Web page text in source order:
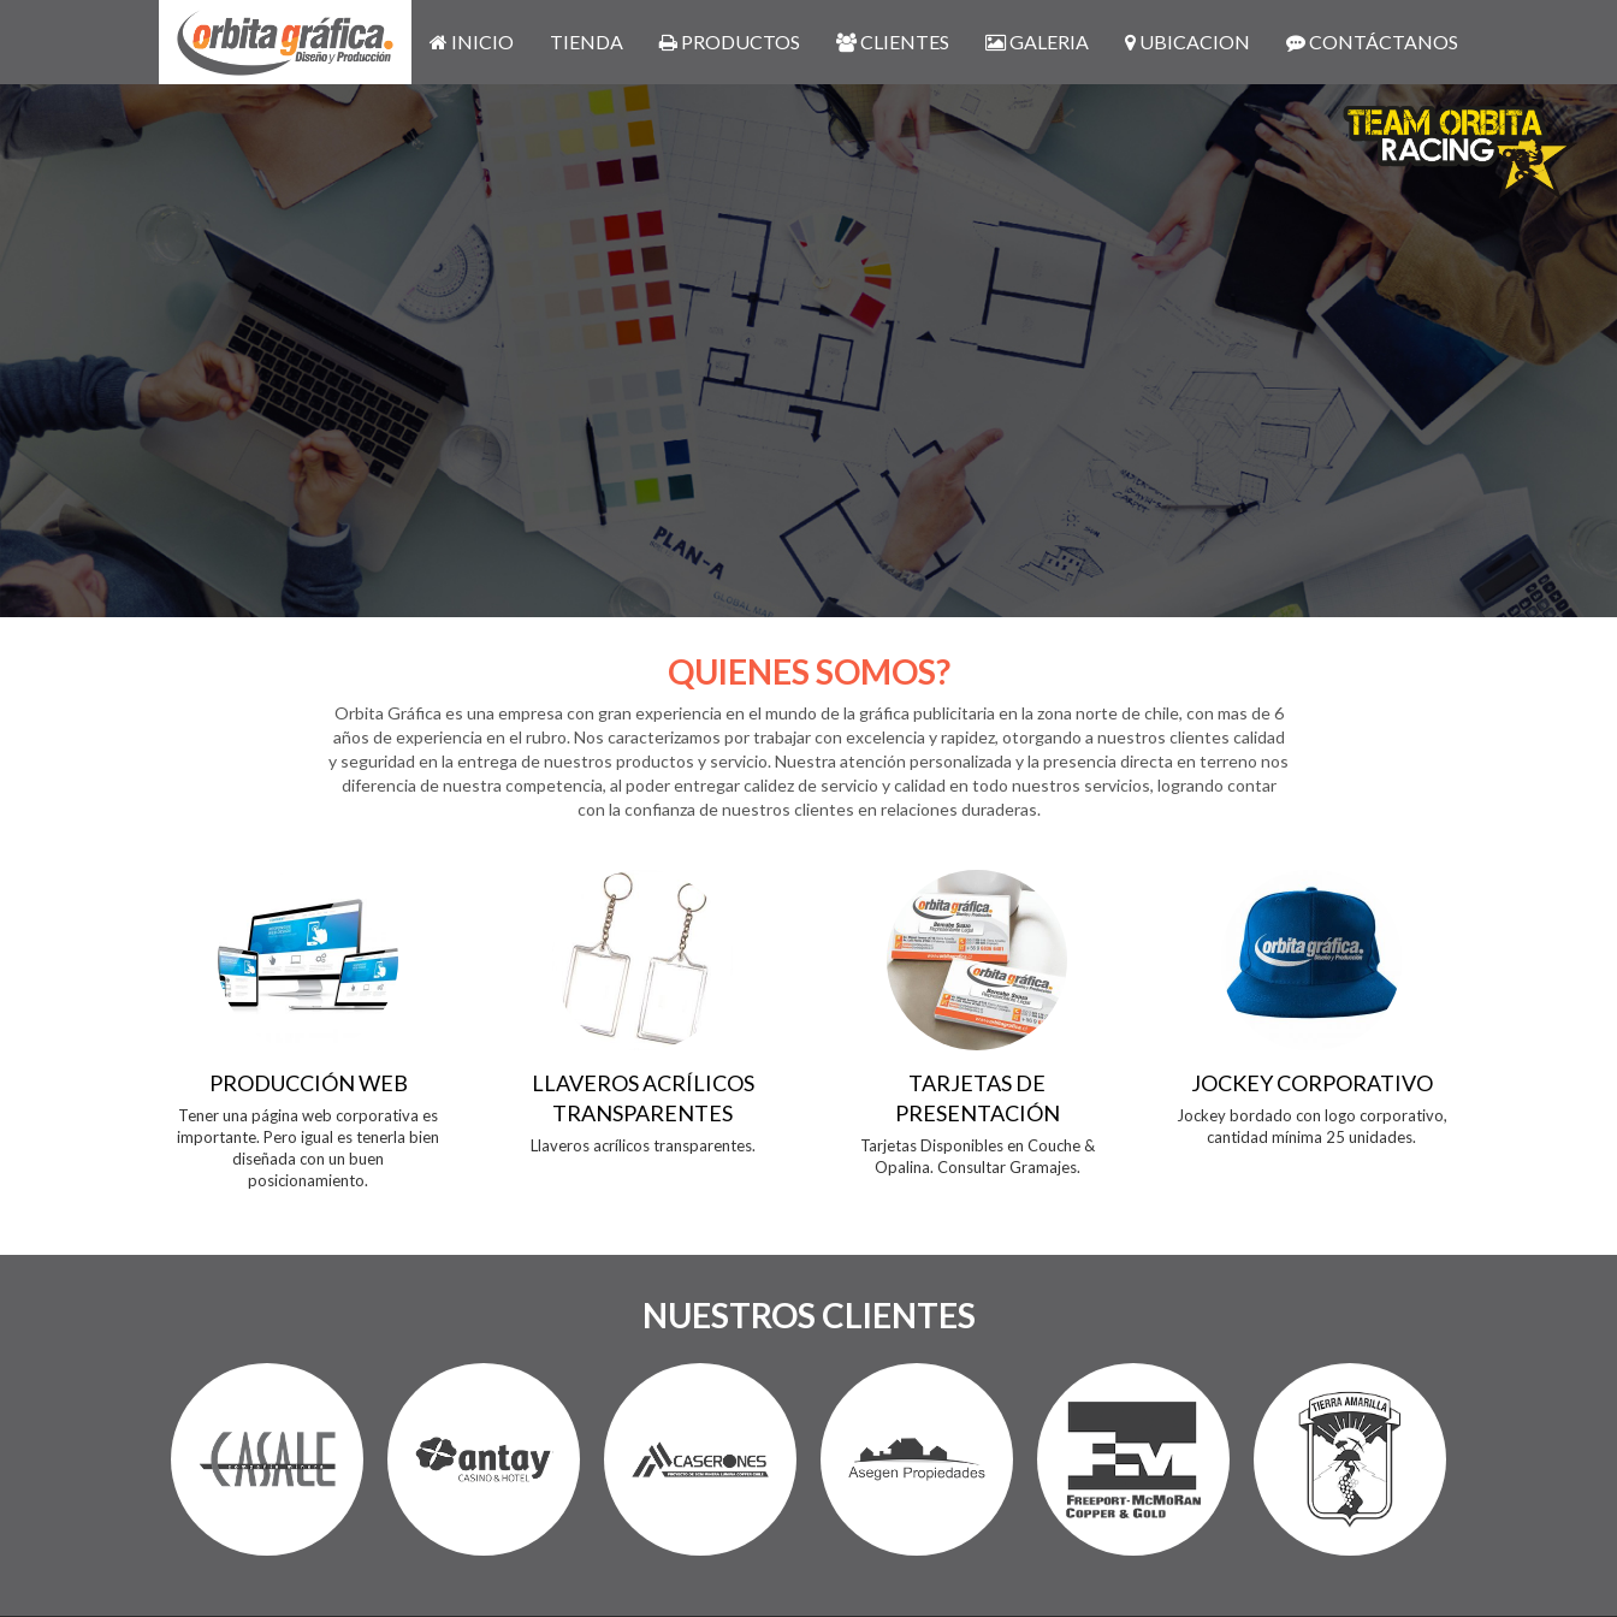
INICIO TIENDA PRODUCTOS CLIENTES GALERIA UBICACION CONTÁCTANOS
QUIENES SOMOS?
Orbita Gráfica es una empresa con gran experiencia en el mundo de la gráfica publicitaria en la zona norte de chile, con mas de 6
años de experiencia en el rubro. Nos caracterizamos por trabajar con excelencia y rapidez, otorgando a nuestros clientes calidad
y seguridad en la entrega de nuestros productos y servicio. Nuestra atención personalizada y la presencia directa en terreno nos
diferencia de nuestra competencia, al poder entregar calidez de servicio y calidad en todo nuestros servicios, logrando contar
con la confianza de nuestros clientes en relaciones duraderas.
PRODUCCIÓN WEB
Tener una página web corporativa es
importante. Pero igual es tenerla bien
diseñada con un buen
posicionamiento.
LLAVEROS ACRÍLICOS
TRANSPARENTES
Llaveros acrílicos transparentes.
TARJETAS DE
PRESENTACIÓN
Tarjetas Disponibles en Couche &
Opalina. Consultar Gramajes.
JOCKEY CORPORATIVO
Jockey bordado con logo corporativo,
cantidad mínima 25 unidades.
NUESTROS CLIENTES